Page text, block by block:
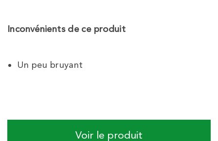
Inconvénients de ce produit
Un peu bruyant
Voir le produit